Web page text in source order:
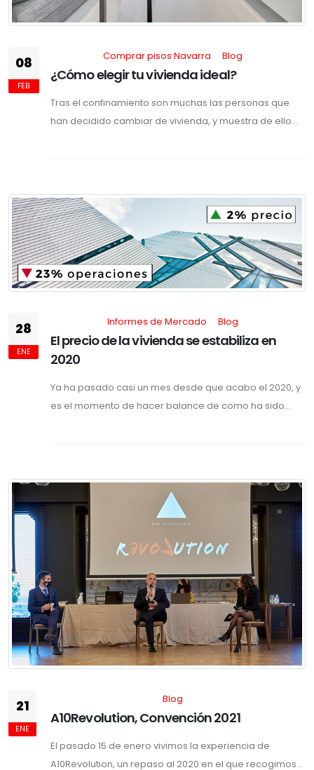
08
FEB
Comprar pisos Navarra Blog
¿Cómo elegir tu vivienda ideal?
Tras el confinamiento son muchas las personas que
han decidido cambiar de vivienda, y muestra de ello...
28
ENE
Informes de Mercado Blog
El precio de la vivienda se estabiliza en
2020
Ya ha pasado casi un mes desde que acabo el 2020, y
es el momento de hacer balance de como ha sido...
21
ENE
Blog
A10Revolution, Convención 2021
El pasado 15 de enero vivimos la experiencia de
A10Revolution, un repaso al 2020 en el que recogimos...